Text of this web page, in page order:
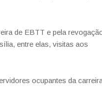
de EBTT e pela
entre elas, visitas aos
ocupantes da